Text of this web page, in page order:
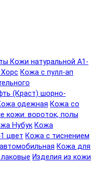
Кожи натуральной А1-
Кожа с пулл-ап
(Краст) шорно-
одежная Кожа со
кожи: вороток, полы
Нубук Кожа
цвет Кожа с тиснением
Кожа для
Изделия из кожи